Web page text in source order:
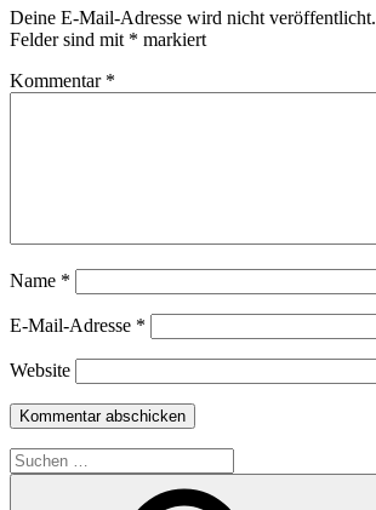
Deine E-Mail-Adresse wird nicht veröffentlicht.
Felder sind mit * markiert
Kommentar *
Name *
E-Mail-Adresse *
Website
Suche
nach: